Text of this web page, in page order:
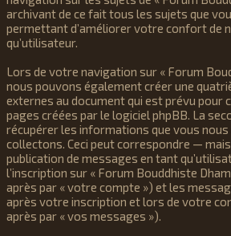
archivant de ce fait tous les sujets que
permettant d’améliorer votre confort de
qu’utilisateur.
Lors de votre navigation sur « Forum
nous pouvons également créer une
externes au document qui est prévu pour
pages créées par le logiciel phpBB. La
récupérer les informations que vous
collectons. Ceci peut correspondre —
publication de messages en tant
l’inscription sur « Forum Bouddhiste
après par « votre compte ») et les
après votre inscription et lors de votre
après par « vos messages »).